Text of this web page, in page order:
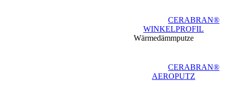
CERABRAN®
WINKELPROFIL
Wärmedämmputze
CERABRAN®
AEROPUTZ